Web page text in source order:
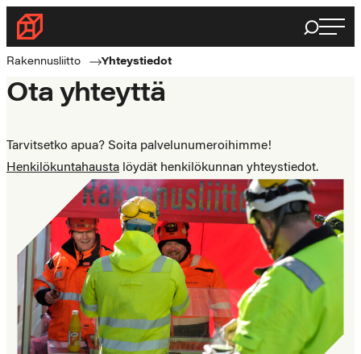
Siirry
suoraan
sisältöön
Rakennusliitto
Rakennusalan
puolella
Haku
Rakennusliitto Yhteystiedot
Ota yhteyttä
Tarvitsetko apua? Soita palvelunumeroihimme!
Henkilökuntahausta löydät henkilökunnan yhteystiedot.